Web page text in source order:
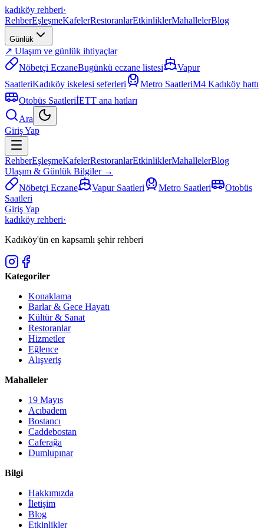
kadıköy rehberi·
RehberEşleşmeKafelerRestoranlarEtkinliklerMahallelerBlog
Günlük
↗ Ulaşım ve günlük ihtiyaçlar
Nöbetçi EczaneBugünkü eczane listesi
Vapur
SaatleriKadıköy iskelesi seferleri Metro SaatleriM4 Kadıköy hattı
Otobüs SaatleriİETT ana hatları
Ara
Giriş Yap
RehberEşleşmeKafelerRestoranlarEtkinliklerMahallelerBlog
Ulaşım & Günlük Bilgiler →
Nöbetçi Eczane
Vapur Saatleri Metro Saatleri
Otobüs
Saatleri
Giriş Yap
kadıköy rehberi·
Kadıköy'ün en kapsamlı şehir rehberi
Kategoriler
Konaklama
Barlar & Gece Hayatı
Kültür & Sanat
Restoranlar
Hizmetler
Eğlence
Alışveriş
Mahalleler
19 Mayıs
Acıbadem
Bostancı
Caddebostan
Caferağa
Dumlupınar
Bilgi
Hakkımızda
İletişim
Blog
Etkinlikler